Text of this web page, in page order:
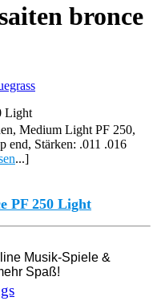
bronce
Light
Medium Light PF 250,
end, Stärken: .011 .016
...]
PF 250 Light
Musik-Spiele &
Spaß!